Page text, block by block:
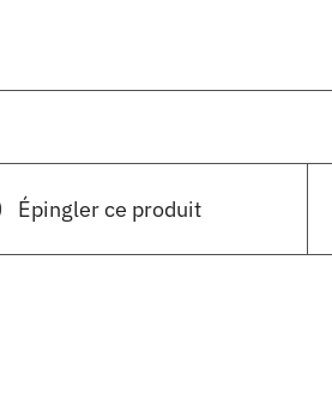
Épingler ce produit